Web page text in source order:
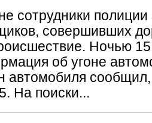
сотрудники
совершивших
Ночью
об угоне
автомобиля сообщил,
На поиски...